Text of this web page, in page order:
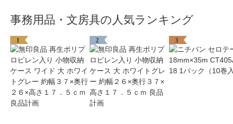
事務用品・文房具の人気ランキング
1 2 3